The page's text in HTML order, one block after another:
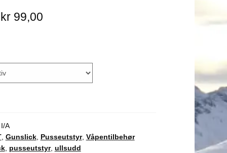
kr99,00Prisområde:
I/A
, Gunslick, Pusseutstyr, Våpentilbehør
, pusseutstyr, ullsudd